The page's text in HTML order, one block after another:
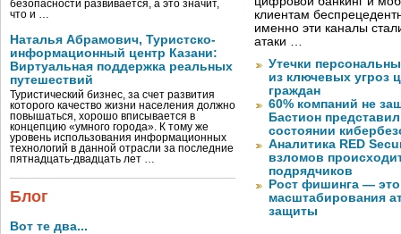
безопасности развивается, а это значит,
что и …
Наталья Абрамович, Туристско-
информационный центр Казани:
Виртуальная поддержка реальных
путешествий
Туристический бизнес, за счет развития
которого качество жизни населения должно
повышаться, хорошо вписывается в
концепцию «умного города». К тому же
уровень использования информационных
технологий в данной отрасли за последние
пятнадцать-двадцать лет …
Блог
Вот те два...
клиентам
именно эти каналы
атаки …
Утечки
из ключевых угроз
граждан
60% компаний не
Бастион
состоянии
Аналитика RED
взломов
подрядчиков
Рост фишинга —
масштабирования
защиты